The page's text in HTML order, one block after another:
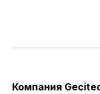
Компания